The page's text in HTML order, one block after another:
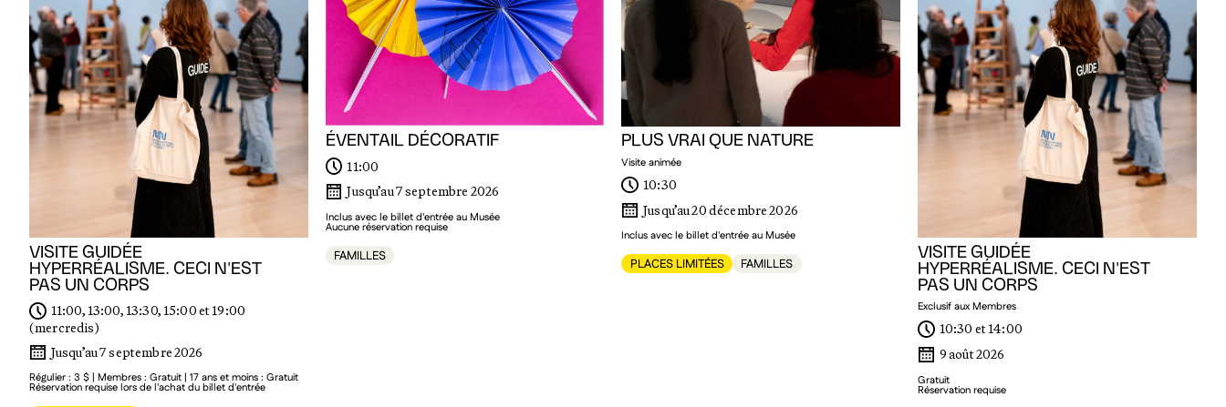
VISITE GUIDÉE
HYPERRÉALISME. CECI N'EST
PAS UN CORPS
11:00, 13:00, 13:30, 15:00 et 19:00
(mercredis)
Jusqu’au 7 septembre 2026
Régulier : 3 $ | Membres : Gratuit | 17 ans et moins : Gratuit
Réservation requise lors de l'achat du billet d'entrée
ÉVENTAIL DÉCORATIF
11:00
Jusqu’au 7 septembre 2026
Inclus avec le billet d'entrée au Musée
Aucune réservation requise
FAMILLES
PLUS VRAI QUE NATURE
Visite animée
10:30
Jusqu’au 20 décembre 2026
Inclus avec le billet d'entrée au Musée
PLACES LIMITÉES FAMILLES
VISITE GUIDÉE
HYPERRÉALISME. CECI N'EST
PAS UN CORPS
Exclusif aux Membres
10:30 et 14:00
9 août 2026
Gratuit
Réservation requise